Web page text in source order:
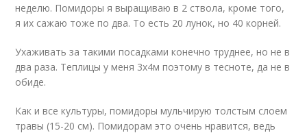
неделю. Помидоры я выращиваю в 2 ствола, кроме того,
я их сажаю тоже по два. То есть 20 лунок, но 40 корней.
Ухаживать за такими посадками конечно труднее, но не в
два раза. Теплицы у меня 3х4м поэтому в тесноте, да не в
обиде.
Как и все культуры, помидоры мульчирую толстым слоем
травы (15-20 см). Помидорам это очень нравится, ведь